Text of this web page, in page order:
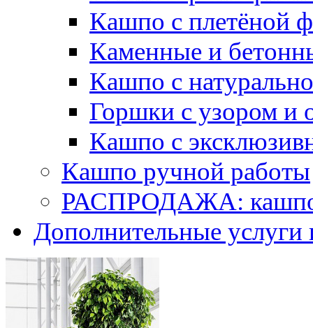
Кашпо с плетёной
Каменные и
Кашпо с
Горшки с узором и
Кашпо с
Кашпо ручной работы
РАСПРОДАЖА: кашпо
Дополнительные услуги